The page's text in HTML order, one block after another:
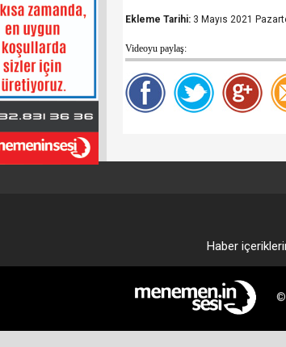
Ekleme Tarihi: 3 Mayıs 2021
Videoyu paylaş:
Haber
©